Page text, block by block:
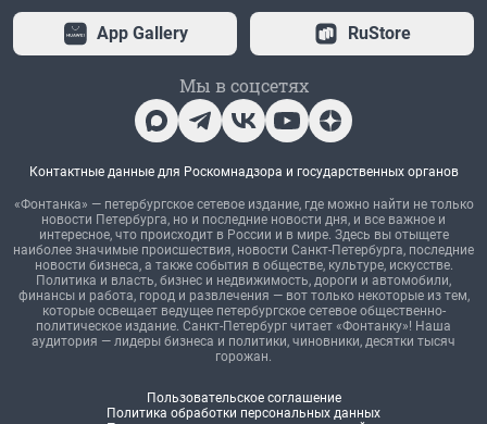
App Gallery RuStore
Мы в соцсетях
Контактные данные для Роскомнадзора и государственных органов
«Фонтанка» — петербургское сетевое издание, где можно найти не только
новости Петербурга, но и последние новости дня, и все важное и
интересное, что происходит в России и в мире. Здесь вы отыщете
наиболее значимые происшествия, новости Санкт-Петербурга, последние
новости бизнеса, а также события в обществе, культуре, искусстве.
Политика и власть, бизнес и недвижимость, дороги и автомобили,
финансы и работа, город и развлечения — вот только некоторые из тем,
которые освещает ведущее петербургское сетевое общественно-
политическое издание. Санкт-Петербург читает «Фонтанку»! Наша
аудитория — лидеры бизнеса и политики, чиновники, десятки тысяч
горожан.
Пользовательское соглашение
Политика обработки персональных данных